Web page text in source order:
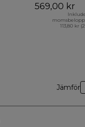
569,00 kr
113,80 kr
Jämför